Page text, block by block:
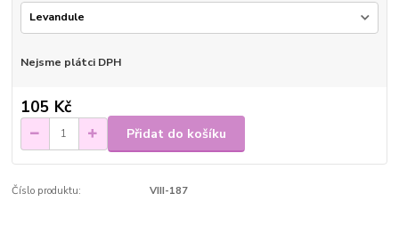
Nejsme plátci DPH
105 Kč
Přidat do košíku
Číslo produktu: VIII-187